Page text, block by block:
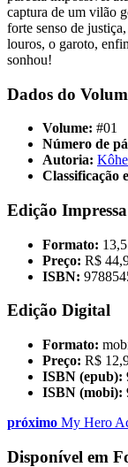
captura de um vilão
forte senso de
louros, o garoto,
sonhou!
Dados do
Volume: #01
Número de
Autoria:
Classificação
Edição Impressa
Formato:
Preço: R$
ISBN:
Edição Digital
Formato:
Preço: R$
ISBN (epub):
ISBN (mobi):
próximo My Hero
Disponível em